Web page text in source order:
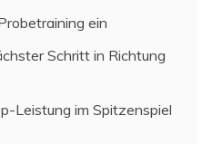
ein
Schritt in Richtung
Leistung im Spitzenspiel